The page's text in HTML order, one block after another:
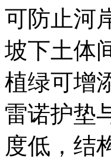
可防止河
坡下土体
植绿可增
雷诺护垫
度低，结